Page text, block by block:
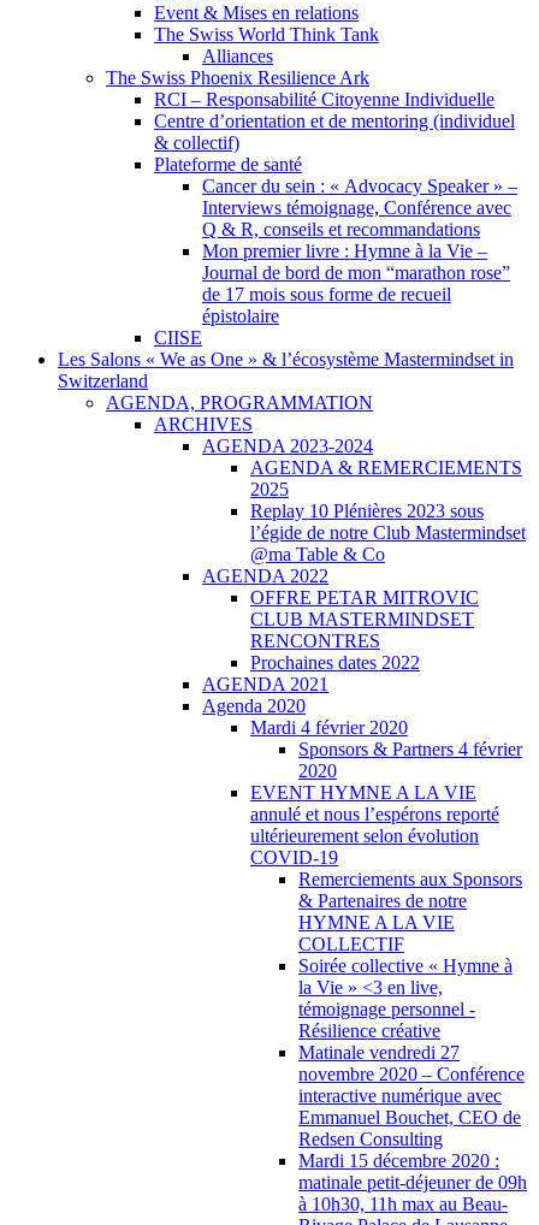
Event & Mises en relations
The Swiss World Think Tank
Alliances
The Swiss Phoenix Resilience Ark
RCI – Responsabilité Citoyenne Individuelle
Centre d’orientation et de mentoring (individuel
& collectif)
Plateforme de santé
Cancer du sein : « Advocacy Speaker » –
Interviews témoignage, Conférence avec
Q & R, conseils et recommandations
Mon premier livre : Hymne à la Vie –
Journal de bord de mon “marathon rose”
de 17 mois sous forme de recueil
épistolaire
CIISE
Les Salons « We as One » & l’écosystème Mastermindset in
Switzerland
AGENDA, PROGRAMMATION
ARCHIVES
AGENDA 2023-2024
AGENDA & REMERCIEMENTS
2025
Replay 10 Plénières 2023 sous
l’égide de notre Club Mastermindset
@ma Table & Co
AGENDA 2022
OFFRE PETAR MITROVIC
CLUB MASTERMINDSET
RENCONTRES
Prochaines dates 2022
AGENDA 2021
Agenda 2020
Mardi 4 février 2020
Sponsors & Partners 4 février
2020
EVENT HYMNE A LA VIE
annulé et nous l’espérons reporté
ultérieurement selon évolution
COVID-19
Remerciements aux Sponsors
& Partenaires de notre
HYMNE A LA VIE
COLLECTIF
Soirée collective « Hymne à
la Vie » <3 en live,
témoignage personnel -
Résilience créative
Matinale vendredi 27
novembre 2020 – Conférence
interactive numérique avec
Emmanuel Bouchet, CEO de
Redsen Consulting
Mardi 15 décembre 2020 :
matinale petit-déjeuner de 09h
à 10h30, 11h max au Beau-